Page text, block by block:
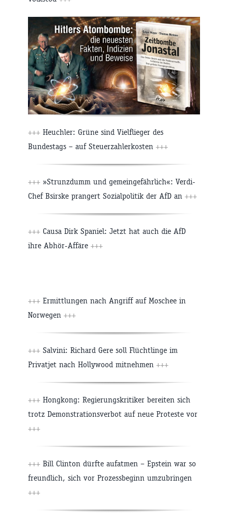
+++ Heuchler: Grüne sind Vielflieger des
Bundestags – auf Steuerzahlerkosten +++
+++ »Strunzdumm und gemeingefährlich«: Verdi-
Chef Bsirske prangert Sozialpolitik der AfD an +++
+++ Causa Dirk Spaniel: Jetzt hat auch die AfD
ihre Abhör-Affäre +++
+++ Ermittlungen nach Angriff auf Moschee in
Norwegen +++
+++ Salvini: Richard Gere soll Flüchtlinge im
Privatjet nach Hollywood mitnehmen +++
+++ Hongkong: Regierungskritiker bereiten sich
trotz Demonstrationsverbot auf neue Proteste vor
+++
+++ Bill Clinton dürfte aufatmen – Epstein war so
freundlich, sich vor Prozessbeginn umzubringen
+++